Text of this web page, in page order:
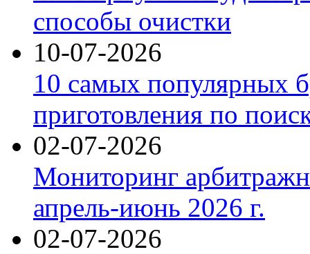
способы очистки
10-07-2026
10 самых популярных
приготовления по
02-07-2026
Мониторинг
апрель-июнь 2026 г.
02-07-2026